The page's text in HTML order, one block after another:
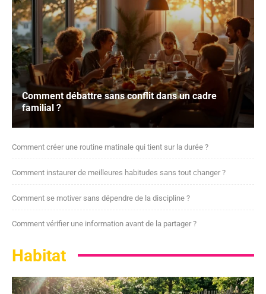
Comment débattre sans conflit dans un cadre
familial ?
Comment créer une routine matinale qui tient sur la durée ?
Comment instaurer de meilleures habitudes sans tout changer ?
Comment se motiver sans dépendre de la discipline ?
Comment vérifier une information avant de la partager ?
Habitat